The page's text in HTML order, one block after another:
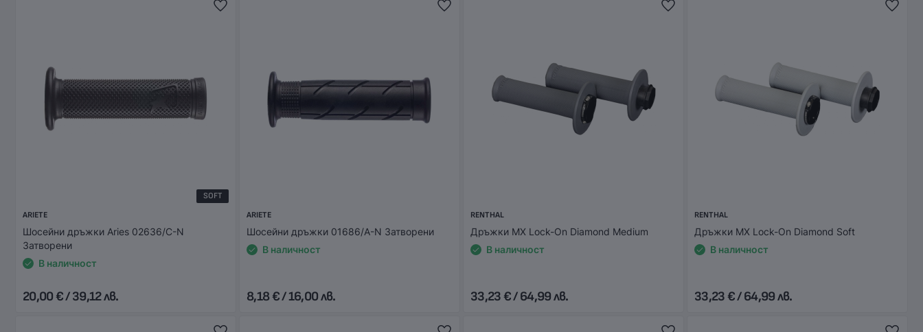
SOFT
ARIETE
Шосейни дръжки Aries 02636/C-N
Затворени
В наличност
20,00 € / 39,12 лв.
ARIETE
Шосейни дръжки 01686/A-N Затворени
В наличност
8,18 € / 16,00 лв.
RENTHAL
Дръжки MX Lock-On Diamond Medium
В наличност
33,23 € / 64,99 лв.
RENTHAL
Дръжки MX Lock-On Diamond Soft
В наличност
33,23 € / 64,99 лв.